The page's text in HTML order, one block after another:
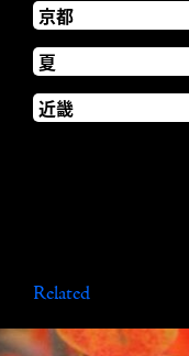
京都
夏
近畿
Related